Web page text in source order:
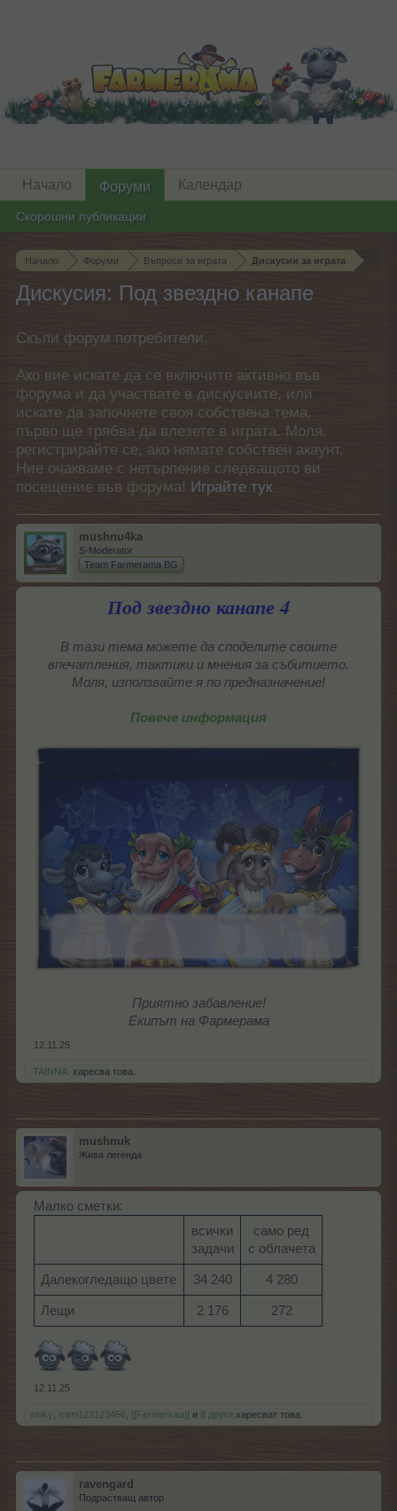
Начало Форуми Въпроси за играта Дискусии за играта
Дискусия: Под звездно канапе
Скъпи форум потребители,
Ако вие искате да се включите активно във
форума и да участвате в дискусиите, или
искате да започнете своя собствена тема,
първо ще трябва да влезете в играта. Моля,
регистрирайте се, ако нямате собствен акаунт.
Ние очакваме с нетърпение следващото ви
посещение във форума! Играйте тук
mushnu4ka
S-Moderator
Team Farmerama BG
Под звездно канапе 4
В тази тема можете да споделите своите
впечатления, тактики и мнения за събитието.
Моля, използвайте я по предназначение!
Повече информация
Приятно забавление!
Екипът на Фармерама
12.11.25
.TAINNA. харесва това.
mushnuk
Жива легенда
Малко сметки:
всички
задачи​
само ред
с облачета​
Далекогледащо цвете 34 240​ 4 280​
Лещи 2 176​ 272​
12.11.25
shiky mimi123123456 [[Fermerkaa]] и 8 други харесват това.
ravengard
Подрастващ автор
Начало Форуми
Скорошни публикации
Календар